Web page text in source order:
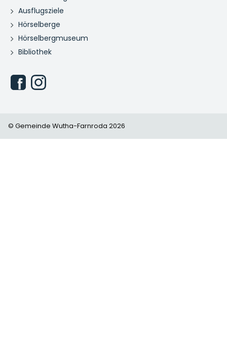
Ausflugsziele
Hörselberge
Hörselbergmuseum
Bibliothek
© Gemeinde Wutha-Farnroda 2026